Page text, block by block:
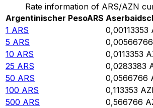
Rate information of ARS/AZN
Argentinischer PesoARS
1 ARS 0,00113353
5 ARS 0,00566766
10 ARS 0,0113353
25 ARS 0,0283383
50 ARS 0,0566766
100 ARS 0,113353
500 ARS 0,566766